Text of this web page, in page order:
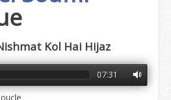
Kol Hai Hijaz
07:31